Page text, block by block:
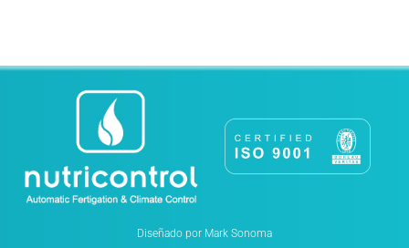
Diseñado por Mark Sonoma